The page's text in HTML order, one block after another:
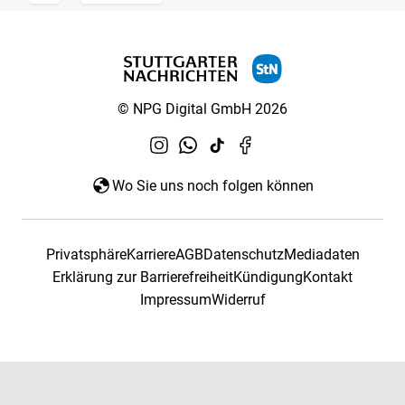
© NPG Digital GmbH 2026
Wo Sie uns noch folgen können
PrivatsphäreKarriereAGBDatenschutzMediadaten
Erklärung zur BarrierefreiheitKündigungKontakt
ImpressumWiderruf